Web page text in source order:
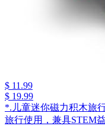
$ 11.99
$ 19.99
*.儿童迷你磁力积木旅
旅行使用，兼具STEM